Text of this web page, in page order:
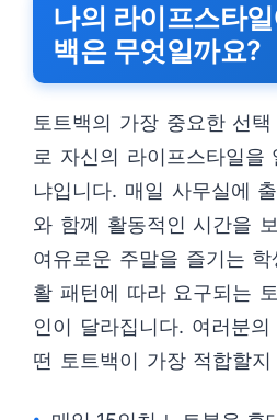
나의 라이프스타
백은 무엇일까요?
토트백의 가장 중요한 선
로 자신의 라이프스타일을
냐입니다. 매일 사무실에
와 함께 활동적인 시간을
여유로운 주말을 즐기는
활 패턴에 따라 요구되는
인이 달라집니다. 여러분
떤 토트백이 가장 적합할